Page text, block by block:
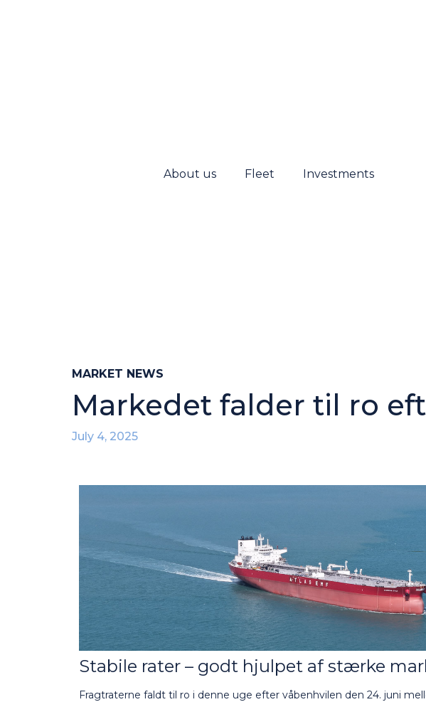
About us Fleet Investments
MARKET NEWS
Markedet falder til ro
July 4, 2025
Stabile rater – godt hjulpet af stærke
Fragtraterne faldt til ro i denne uge efter våbenhvilen den 24. juni